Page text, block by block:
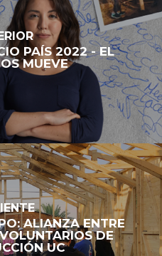
PAÍS 2022 - EL
MUEVE
ALIANZA ENTRE
DE
UC